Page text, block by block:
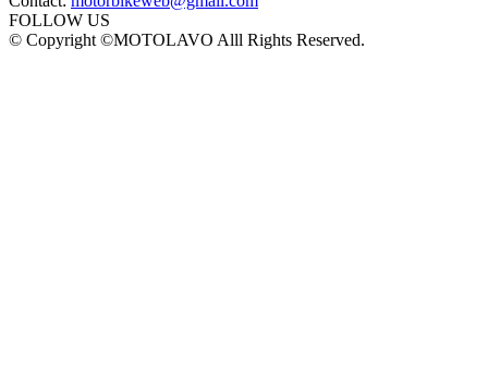
FOLLOW US
© Copyright ©MOTOLAVO Alll Rights Reserved.